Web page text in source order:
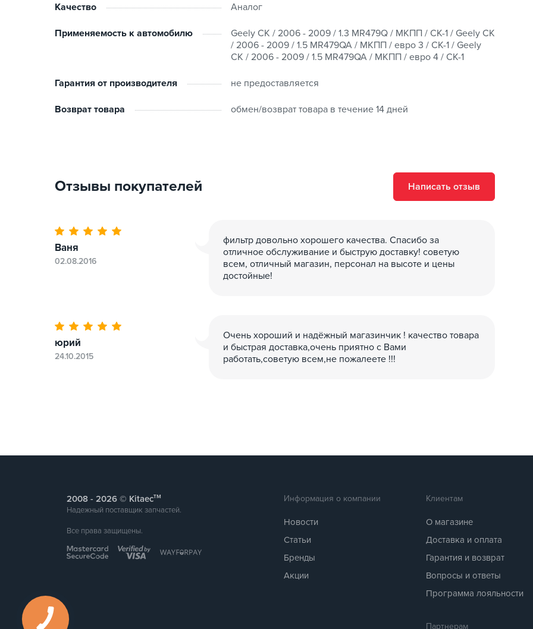
Качество Аналог
Применяемость к автомобилю
Geely CK / 2006 - 2009 / 1.3 MR479Q / МКПП / CK-1 / Geely CK
/ 2006 - 2009 / 1.5 MR479QA / МКПП / евро 3 / CK-1 / Geely
CK / 2006 - 2009 / 1.5 MR479QA / МКПП / евро 4 / CK-1
Гарантия от производителя не предоставляется
Возврат товара обмен/возврат товара в течение 14 дней
Отзывы покупателей Написать отзыв
Ваня
02.08.2016
фильтр довольно хорошего качества. Спасибо за
отличное обслуживание и быструю доставку! советую
всем, отличный магазин, персонал на высоте и цены
достойные!
юрий
24.10.2015
Очень хороший и надёжный магазинчик ! качество товара
и быстрая доставка,очень приятно с Вами
работать,советую всем,не пожалеете !!!
Информация о компании
Новости
Статьи
Бренды
Акции
Клиентам
О магазине
Доставка и оплата
Гарантия и возврат
Вопросы и ответы
Программа лояльности
Партнерам
2008 - © Kitaecтм
Надежный поставщик запчастей.
Все права защищены.